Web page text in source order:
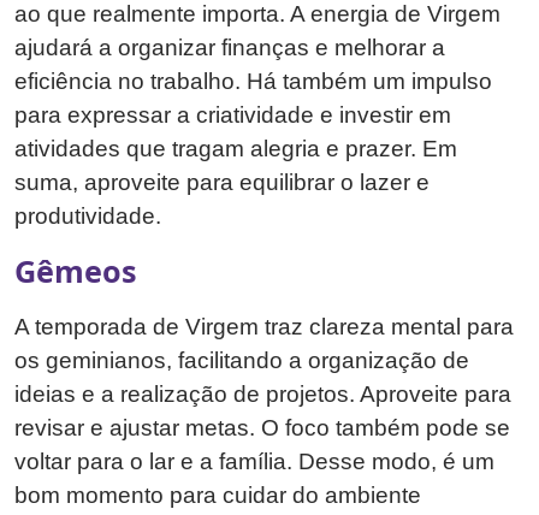
ao que realmente importa. A energia de Virgem
ajudará a organizar finanças e melhorar a
eficiência no trabalho. Há também um impulso
para expressar a criatividade e investir em
atividades que tragam alegria e prazer. Em
suma, aproveite para equilibrar o lazer e
produtividade.
Gêmeos
A temporada de Virgem traz clareza mental para
os geminianos, facilitando a organização de
ideias e a realização de projetos. Aproveite para
revisar e ajustar metas. O foco também pode se
voltar para o lar e a família. Desse modo, é um
bom momento para cuidar do ambiente